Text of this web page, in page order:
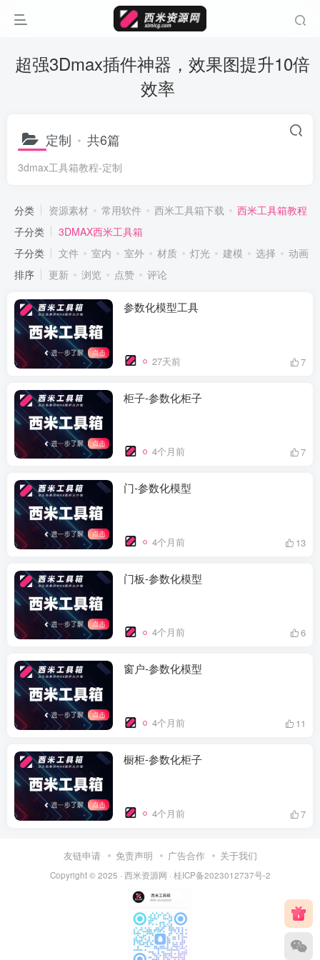
超强3Dmax插件神器，效果图提升10倍
效率
定制 共6篇
3dmax工具箱教程-定制
分类 资源素材 常用软件 西米工具箱下载
西米工具箱教程
子分类
3DMAX西米工具箱
子分类
文件 室内 室外 材质 灯光 建模 选择
动画
排序
更新 浏览 点赞 评论
参数化模型工具
27天前 7
柜子-参数化柜子
4个月前 7
门-参数化模型
4个月前 13
门板-参数化模型
4个月前 6
窗户-参数化模型
4个月前 11
橱柜-参数化柜子
4个月前 7
友链申请 免责声明 广告合作 关于我们
Copyright © 2025 · 西米资源网 · 桂ICP备2023012737号-2